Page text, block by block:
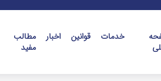
خدمات قوانین اخبار
مطالب
مفید